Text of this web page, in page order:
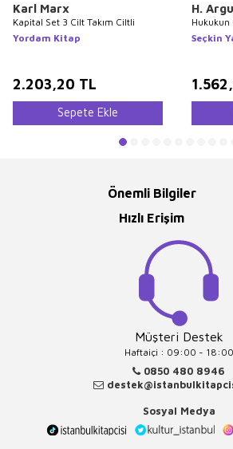
Karl Marx
Kapital Set 3 Cilt Takım Ciltli
Yordam Kitap
2.203,20 TL
Sepete Ekle
H.
Hukukun
Seçkin
Önemli Bilgiler
Hızlı Erişim
Müşteri Destek
Haftaiçi : 09:00 - 18:00
0850 480 8946
Sosyal Medya